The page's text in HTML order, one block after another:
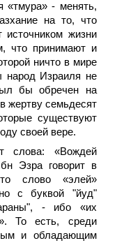
«тмура» - менять,
на то, что
источником жизни
что принимают и
ничто в мире
народ Израиля не
бы обречен на
жертву семьдесят
существуют
своей вере.
слова: «Вождей
Эзра говорит в
слово «элей»
с буквой "йуд"
- ибо «их
То есть, среди
и обладающим